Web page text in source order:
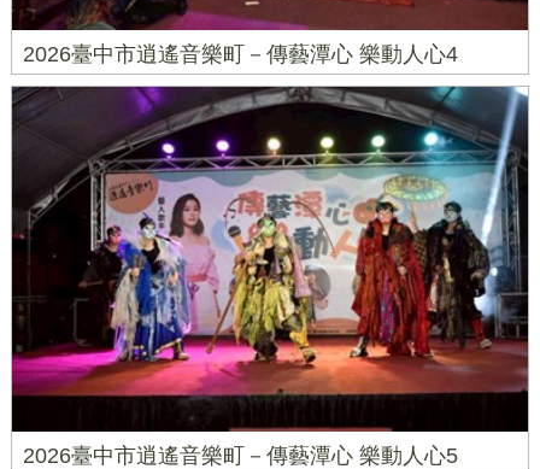
2026臺中市逍遙音樂町－傳藝潭心 樂動人心4
2026臺中市逍遙音樂町－傳藝潭心 樂動人心5